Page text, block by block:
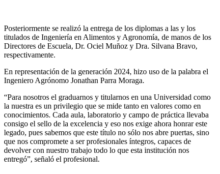
Posteriormente se realizó la entrega de los diplomas a las y los
titulados de Ingeniería en Alimentos y Agronomía, de manos de los
Directores de Escuela, Dr. Ociel Muñoz y Dra. Silvana Bravo,
respectivamente.
En representación de la generación 2024, hizo uso de la palabra el
Ingeniero Agrónomo Jonathan Parra Moraga.
“Para nosotros el graduarnos y titularnos en una Universidad como
la nuestra es un privilegio que se mide tanto en valores como en
conocimientos. Cada aula, laboratorio y campo de práctica llevaba
consigo el sello de la excelencia y eso nos exige ahora honrar este
legado, pues sabemos que este título no sólo nos abre puertas, sino
que nos compromete a ser profesionales íntegros, capaces de
devolver con nuestro trabajo todo lo que esta institución nos
entregó”, señaló el profesional.